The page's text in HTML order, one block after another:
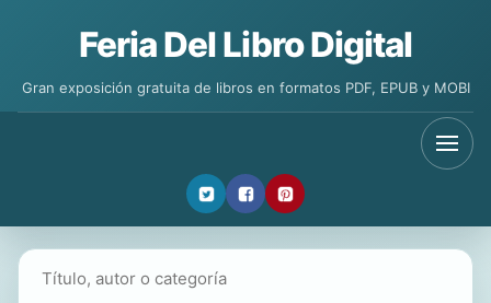
Feria Del Libro Digital
Gran exposición gratuita de libros en formatos PDF, EPUB y MOBI